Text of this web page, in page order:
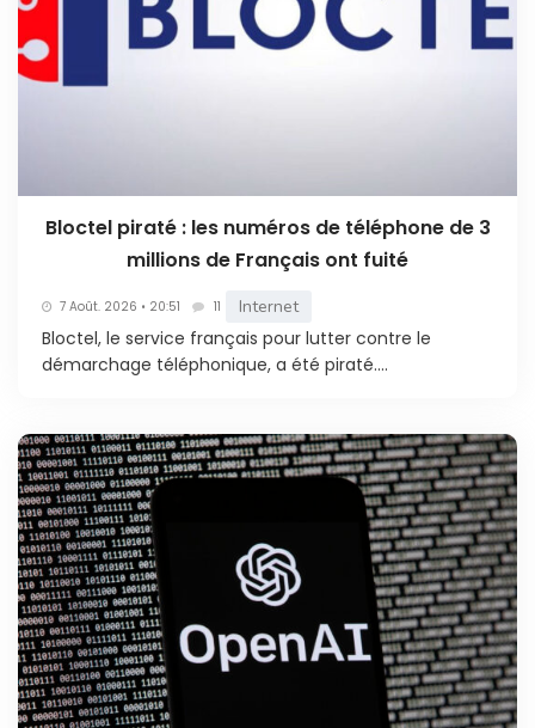
Bloctel piraté : les numéros de téléphone de 3
millions de Français ont fuité
7 Août. 2026 • 20:51 11 Internet
Bloctel, le service français pour lutter contre le
démarchage téléphonique, a été piraté....